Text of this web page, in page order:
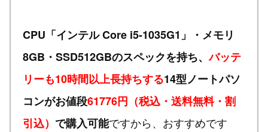
CPU「インテル Core i5-1035G1」・メモリ
8GB・SSD512GBのスペックを持ち、バッテ
リーも10時間以上長持ちする14型ノートパソ
コンがお値段61776円（税込・送料無料・割
引込） で購入可能ですから、おすすめです